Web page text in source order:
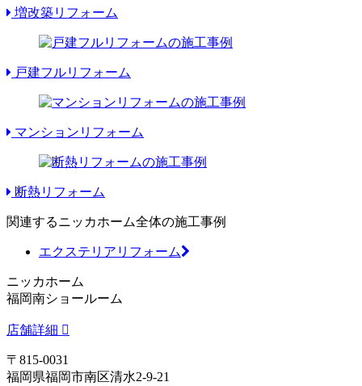
増改築リフォーム
戸建フルリフォーム
マンションリフォーム
断熱リフォーム
関連するニッカホーム全体の施工事例
エクステリアリフォーム
ニッカホーム
福岡南ショールーム
店舗詳細
〒815-0031
福岡県福岡市南区清水2-9-21